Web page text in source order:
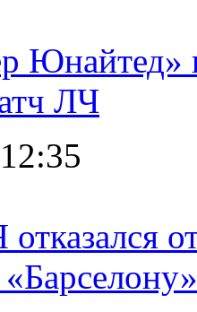
Юнайтед»
ЛЧ